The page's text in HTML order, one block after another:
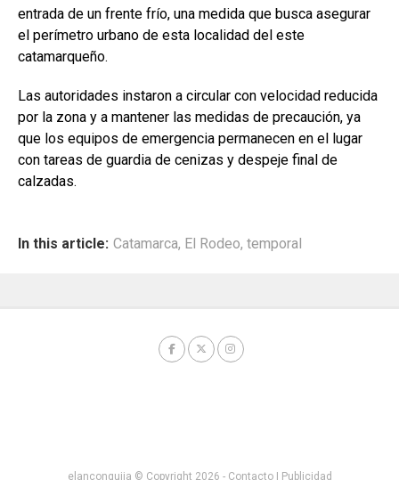
entrada de un frente frío, una medida que busca asegurar
el perímetro urbano de esta localidad del este
catamarqueño.
Las autoridades instaron a circular con velocidad reducida
por la zona y a mantener las medidas de precaución, ya
que los equipos de emergencia permanecen en el lugar
con tareas de guardia de cenizas y despeje final de
calzadas.
In this article: Catamarca, El Rodeo, temporal
elanconquija © Copyright 2026 - Contacto| Publicidad